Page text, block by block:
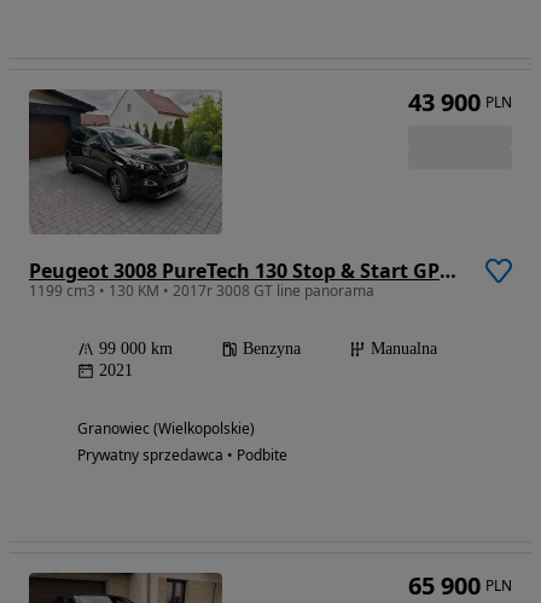
Peugeot 3008 PureTech 130 Stop & Start GPF Allure Business-Paket
1199 cm3 • 130 KM • 2017r 3008 GT line panorama
99 000 km Benzyna
Manualna
2021
Granowiec (Wielkopolskie)
Prywatny sprzedawca • Podbite
43 900 PLN
65 900 PLN